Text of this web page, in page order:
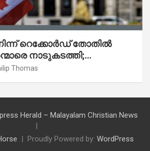
റെക്കോർഡ് തോതിൽ
നാടുകടത്തി;
3,323 പേർ
Thomas
Herald – Malayalam Christian News
Proudly Powered by: WordPress